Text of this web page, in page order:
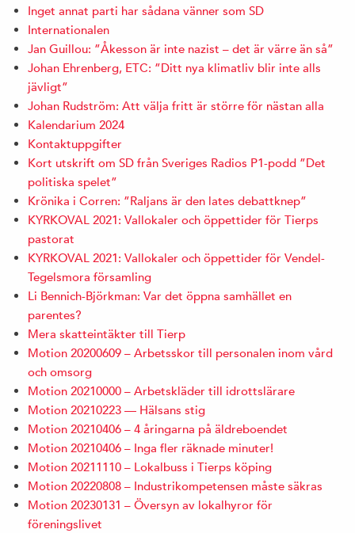
Inget annat parti har sådana vänner som SD
Internationalen
Jan Guillou: ”Åkesson är inte nazist – det är värre än så”
Johan Ehrenberg, ETC: ”Ditt nya klimatliv blir inte alls
jävligt”
Johan Rudström: Att välja fritt är större för nästan alla
Kalendarium 2024
Kontaktuppgifter
Kort utskrift om SD från Sveriges Radios P1-podd ”Det
politiska spelet”
Krönika i Corren: ”Raljans är den lates debattknep”
KYRKOVAL 2021: Vallokaler och öppettider för Tierps
pastorat
KYRKOVAL 2021: Vallokaler och öppettider för Vendel-
Tegelsmora församling
Li Bennich-Björkman: Var det öppna samhället en
parentes?
Mera skatteintäkter till Tierp
Motion 20200609 – Arbetsskor till personalen inom vård
och omsorg
Motion 20210000 – Arbetskläder till idrottslärare
Motion 20210223 — Hälsans stig
Motion 20210406 – 4 åringarna på äldreboendet
Motion 20210406 – Inga fler räknade minuter!
Motion 20211110 – Lokalbuss i Tierps köping
Motion 20220808 – Industrikompetensen måste säkras
Motion 20230131 – Översyn av lokalhyror för
föreningslivet